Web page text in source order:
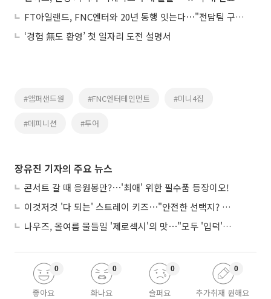
FT아일랜드, FNC엔터와 20년 동행 잇는다⋯"전담팀 구성"
‘경험 無도 환영’ 첫 일자리 도전 설명서
#앰퍼샌드원 #FNC엔터테인먼트 #미니4집
#데피니션 #투어
장유진 기자의 주요 뉴스
콘서트 갈 때 응원봉만?⋯'최애' 위한 필수품 등장이오!
이것저것 '다 되는' 스트레이 키즈⋯"안전한 선택지? 도전이 재밌죠"
나우즈, 올여름 물들일 '제로섹시'의 맛⋯"모두 '입덕'시킬 것"
좋아요
0
화나요
0
슬퍼요
0
추가취재 원해요
0